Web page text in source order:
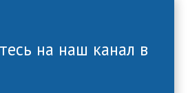
на наш канал в